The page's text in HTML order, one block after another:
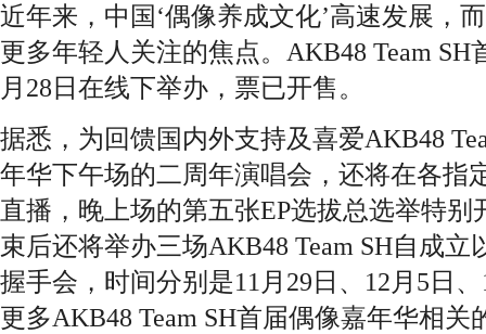
近年来，中国‘偶像养成文化’高速发展，
更多年轻人关注的焦点。AKB48 Team
月28日在线下举办，票已开售。
据悉，为回馈国内外支持及喜爱AKB48
年华下午场的二周年演唱会，还将在各指
直播，晚上场的第五张EP选拔总选举特
束后还将举办三场AKB48 Team SH自成
握手会，时间分别是11月29日、12月5日
更多AKB48 Team SH首届偶像嘉年华相关